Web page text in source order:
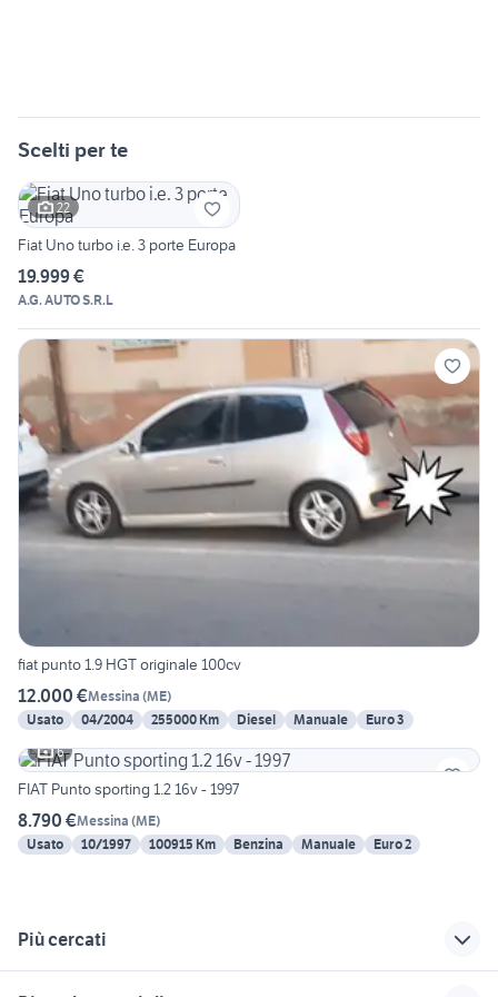
Scelti per te
22
Fiat Uno turbo i.e. 3 porte Europa
19.999 €
A.G. AUTO S.R.L
fiat punto 1.9 HGT originale 100cv
12.000 €Messina (ME)
Usato
04/2004 255000 Km Diesel Manuale
Euro 3
6
FIAT Punto sporting 1.2 16v - 1997
8.790 €Messina (ME)
Usato
10/1997 100915 Km Benzina Manuale Euro 2
Più cercati